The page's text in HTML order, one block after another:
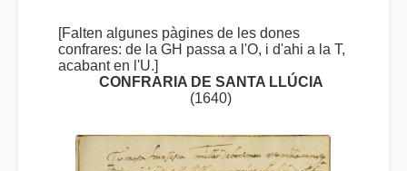
[Falten algunes pàgines de les dones
confrares: de la GH passa a l'O, i d'ahi a la T,
acabant en l'U.]
CONFRARIA DE SANTA LLÚCIA
(1640)